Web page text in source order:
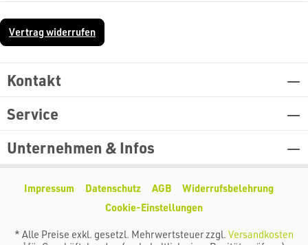
Vertrag widerrufen
Kontakt
Service
Unternehmen & Infos
Impressum Datenschutz AGB
Widerrufsbelehrung
Cookie-Einstellungen
* Alle Preise exkl. gesetzl. Mehrwertsteuer zzgl. Versandkosten